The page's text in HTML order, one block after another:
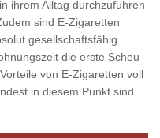
ihrem Alltag durchzuführen
sind E-Zigaretten
gesellschaftsfähig.
die erste Scheu
von E-Zigaretten voll
in diesem Punkt sind